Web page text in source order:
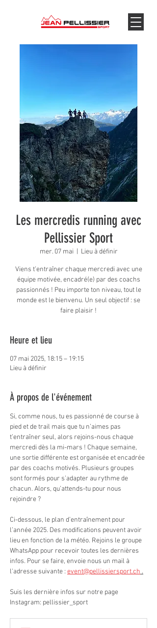
Les mercredis running avec
Pellissier Sport
mer. 07 mai Lieu à définir
Viens t’entraîner chaque mercredi avec une
équipe motivée, encadré(e) par des coachs
passionnés ! Peu importe ton niveau, tout le
monde est le bienvenu. Un seul objectif : se
faire plaisir !
Heure et lieu
07 mai 2025, 18:15 – 19:15
Lieu à définir
À propos de l'événement
Si, comme nous, tu es passionné de course à
pied et de trail mais que tu n’aimes pas
t’entraîner seul, alors rejoins-nous chaque
mercredi dès la mi-mars ! Chaque semaine,
une sortie différente est organisée et encadrée
par des coachs motivés. Plusieurs groupes
sont formés pour s’adapter au rythme de
chacun. Alors, qu’attends-tu pour nous
rejoindre ?
Ci-dessous, le plan d’entraînement pour
l’année 2025. Des modifications peuvent avoir
lieu en fonction de la météo. Rejoins le groupe
WhatsApp pour recevoir toutes les dernières
infos. Pour se faire, envoie nous un mail à
l'adresse suivante : event@pellissiersport.ch .
Suis les dernière infos sur notre page
Instagram: pellissier_sport